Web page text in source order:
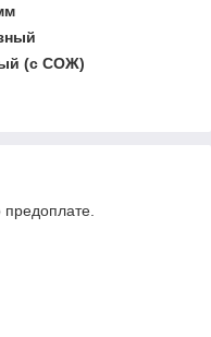
(с СОЖ)
предоплате.